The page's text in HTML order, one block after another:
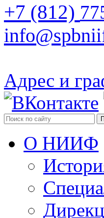
+7 (812)
Адрес и
О НИИФ